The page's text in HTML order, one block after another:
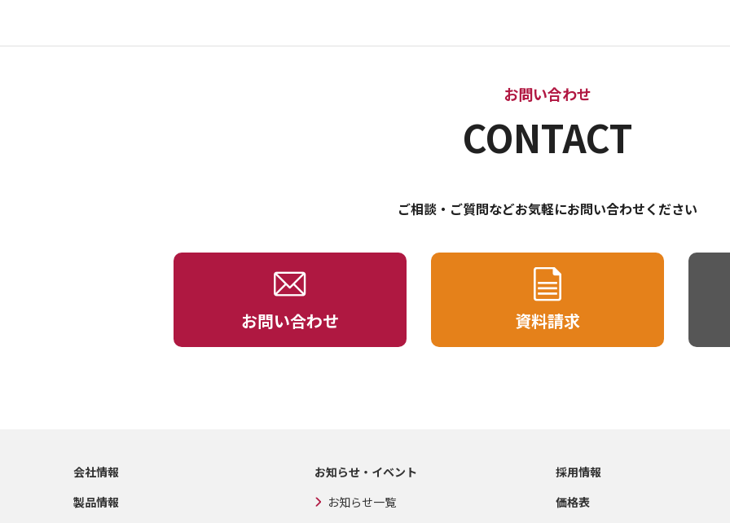
お問い合わせ
CONTACT
ご相談・ご質問などお気軽にお問い合わせください
お問い合わせ 資料請求
会社情報
製品情報
お知らせ・イベント
お知らせ一覧
採用情報
価格表